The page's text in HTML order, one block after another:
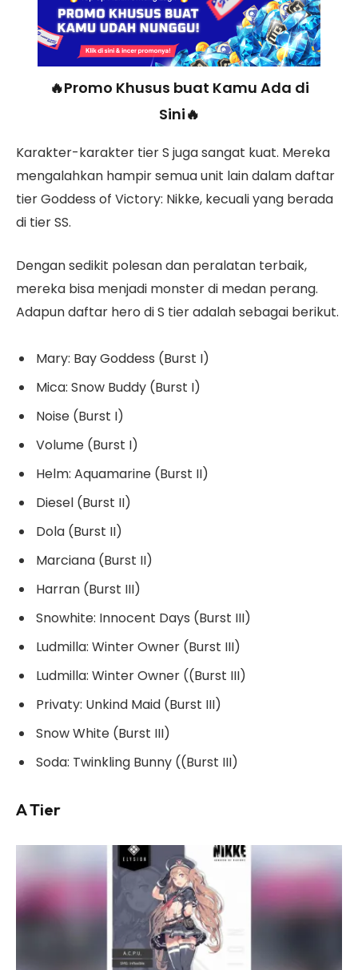
🔥Promo Khusus buat Kamu Ada di
Sini🔥
Karakter-karakter tier S juga sangat kuat. Mereka
mengalahkan hampir semua unit lain dalam daftar
tier Goddess of Victory: Nikke, kecuali yang berada
di tier SS.
Dengan sedikit polesan dan peralatan terbaik,
mereka bisa menjadi monster di medan perang.
Adapun daftar hero di S tier adalah sebagai berikut.
Mary: Bay Goddess (Burst I)
Mica: Snow Buddy (Burst I)
Noise (Burst I)
Volume (Burst I)
Helm: Aquamarine (Burst II)
Diesel (Burst II)
Dola (Burst II)
Marciana (Burst II)
Harran (Burst III)
Snowhite: Innocent Days (Burst III)
Ludmilla: Winter Owner (Burst III)
Ludmilla: Winter Owner ((Burst III)
Privaty: Unkind Maid (Burst III)
Snow White (Burst III)
Soda: Twinkling Bunny ((Burst III)
A Tier